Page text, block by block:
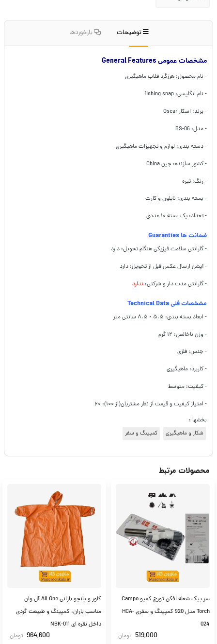
توضیحات بازخوردها
مشخصات عمومی General Features
- نام محصول: هرزگرد قلاب ماهیگیری
- نام انگلیسی: fishing snap
- برند: اسکار Oscar
- مدل: BS-06
- دسته بندی: لوازم و تجهیزات ماهیگیری
- کشور سازنده: چین China
- رنگ: تیره
- بسته بندی: نایلون و کارت
- تعداد: یک بسته ۱۰ عددی
ضمانت ها Guaranties
- گارانتی سلامت فیزیکی هنگام تحویل: دارد
- آپشن ارسال عکس قبل از تحویل: دارد
- گارانتی مدت دار و شرکتی: ندارد
مشخصات فنی Technical Data
- ابعاد بسته بندی: ۵.۵ × ۸.۵ سانتی متر
- وزن ناخالص: ۱۲ گرم
- جنس: فلزی
- کاربرد: ماهیگیری
- کیفیت: متوسط
- امتیاز کیفیت و قیمت از نظر مشتریان(از ۱۰۰): ۶۰
بخشها :
شکار و ماهیگیری
کمپینگ و سفر
محصولات مرتبط
سر پیک شعله افکن تورچ کمپو Campo
Torch مدل 920 کمپینگ و سفری HCA-
024
519,000 تومان
کاور و پانچو بارانی All One آل وان
مناسب باران، کمپینگ و طبیعت گردی
داخل نقره ای NBK-011
964,600 تومان